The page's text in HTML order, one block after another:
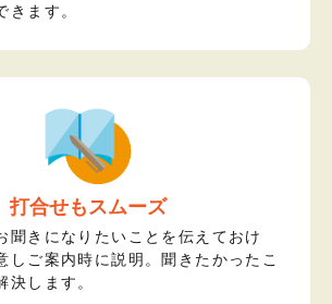
きます。
打合せもスムーズ
聞きになりたいことを伝えておけ
しご案内時に説明。聞きたかったこ
決します。